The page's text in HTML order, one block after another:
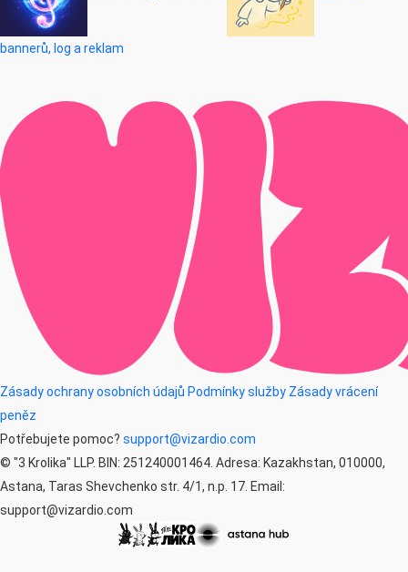
bannerů, log a reklam
Zásady ochrany osobních údajů Podmínky služby Zásady vrácení
peněz
Potřebujete pomoc? support@vizardio.com
© "3 Krolika" LLP. BIN: 251240001464. Adresa: Kazakhstan, 010000,
Astana, Taras Shevchenko str. 4/1, n.p. 17. Email:
support@vizardio.com